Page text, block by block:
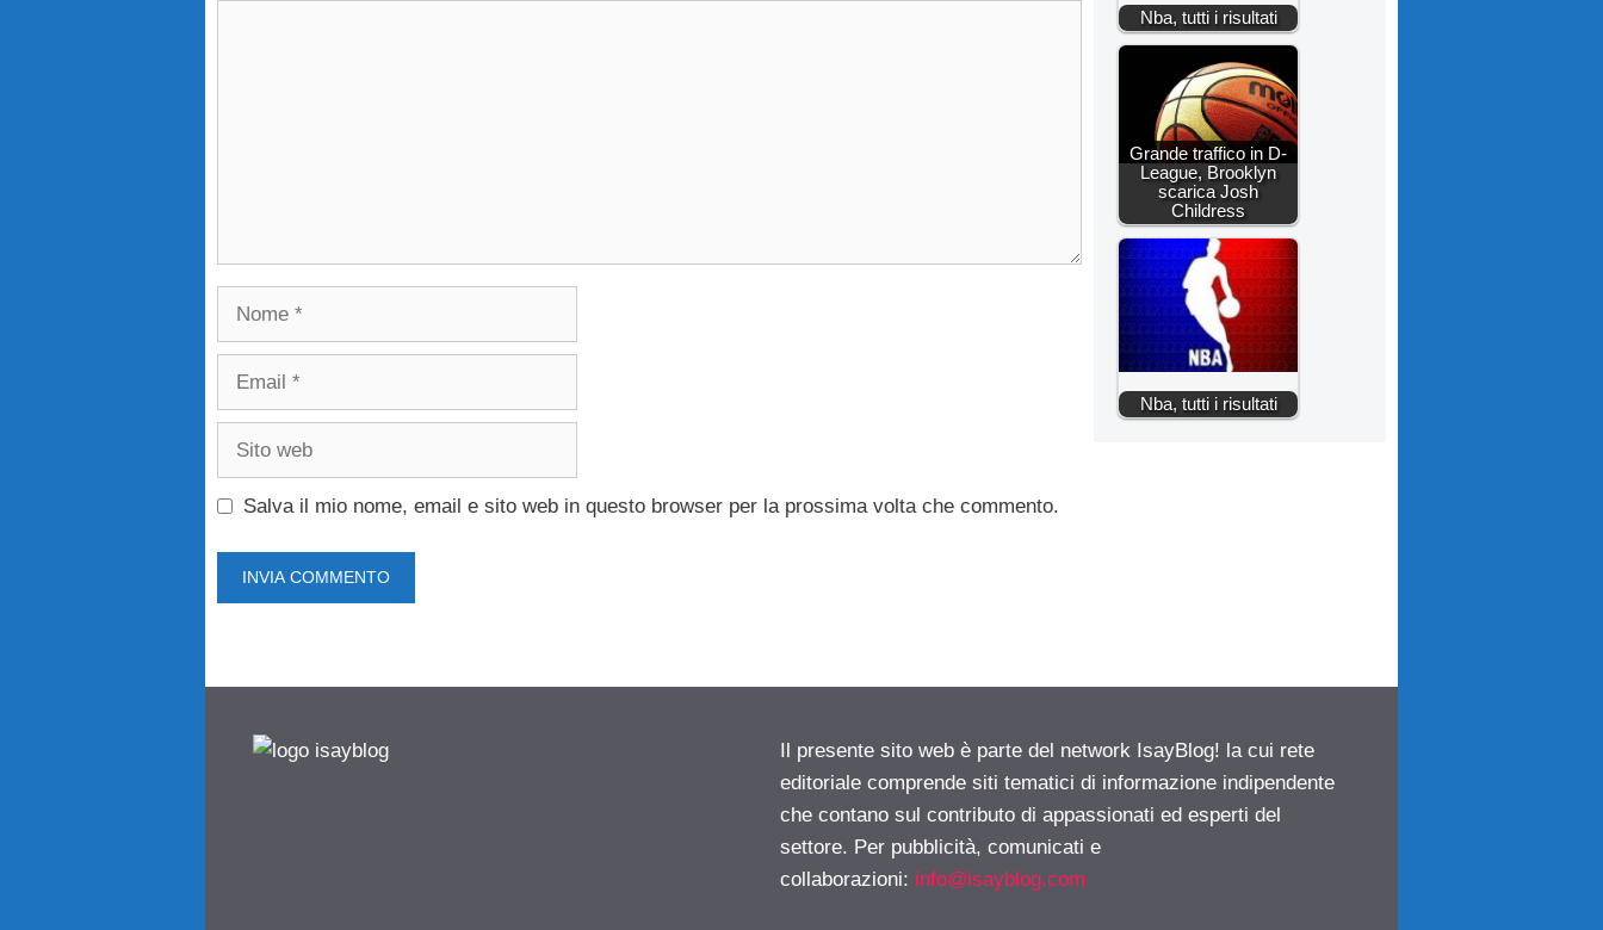
Nome
Email
Sito
Salva il mio nome, email e sito web in questo browser per la prossima volta che commento.
Nba, tutti i risultati
Grande traffico in D-
League, Brooklyn
scarica Josh
Childress
Nba, tutti i risultati
Il presente sito web è parte del network IsayBlog! la cui rete
editoriale comprende siti tematici di informazione indipendente
che contano sul contributo di appassionati ed esperti del
settore. Per pubblicità, comunicati e
collaborazioni: info@isayblog.com